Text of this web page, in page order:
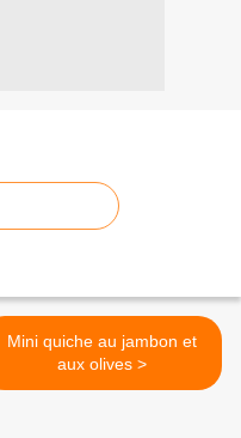
Mini quiche au jambon et
aux olives >